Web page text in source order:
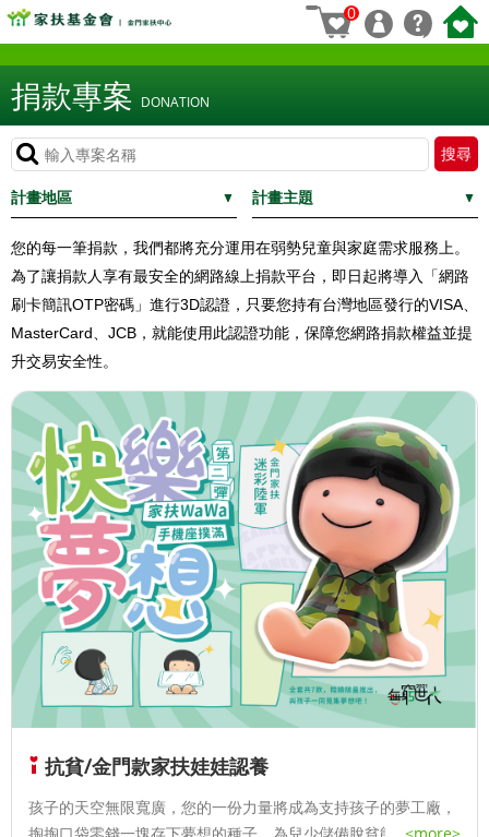
0
捐款專案 DONATION
計畫地區 計畫主題
您的每一筆捐款，我們都將充分運用在弱勢兒童與家庭需求服務上。
為了讓捐款人享有最安全的網路線上捐款平台，即日起將導入「網路
刷卡簡訊OTP密碼」進行3D認證，只要您持有台灣地區發行的VISA、
MasterCard、JCB，就能使用此認證功能，保障您網路捐款權益並提
升交易安全性。
抗貧/金門款家扶娃娃認養
孩子的天空無限寬廣，您的一份力量將成為支持孩子的夢工廠，